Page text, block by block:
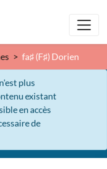
fa♯ (F♯) Dorien
plus
existant
en accès
de